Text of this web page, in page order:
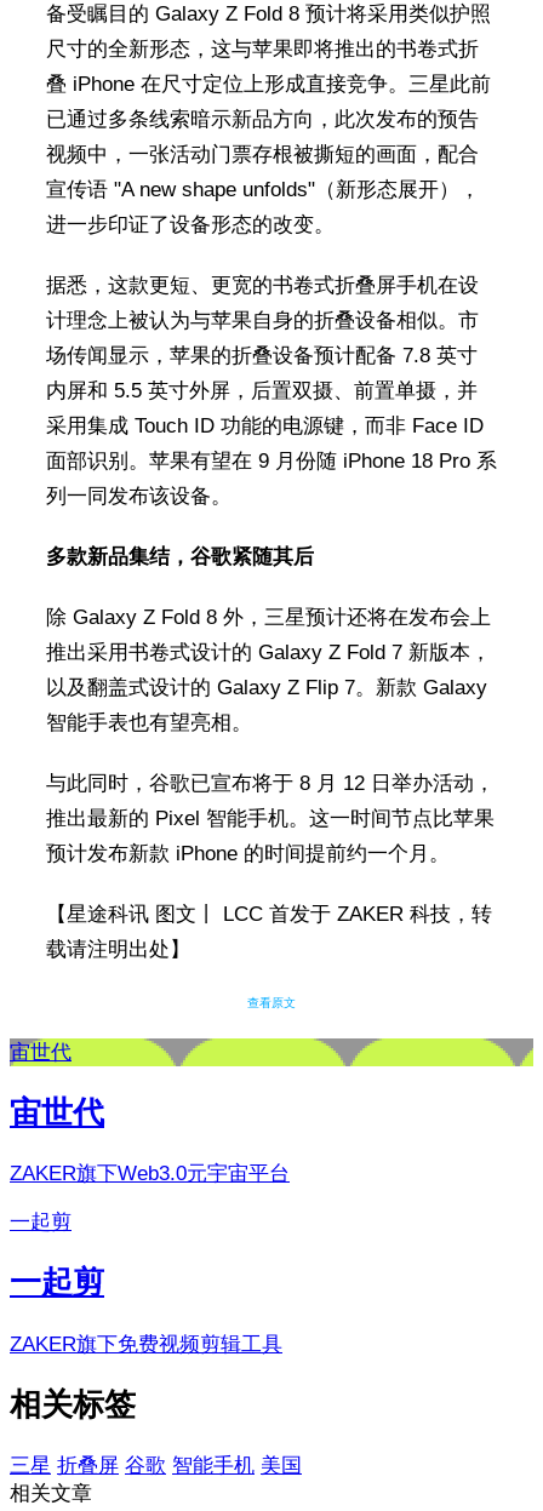
备受瞩目的 Galaxy Z Fold 8 预计将采用类似护照
尺寸的全新形态，这与苹果即将推出的书卷式折
叠 iPhone 在尺寸定位上形成直接竞争。三星此前
已通过多条线索暗示新品方向，此次发布的预告
视频中，一张活动门票存根被撕短的画面，配合
宣传语 "A new shape unfolds"（新形态展开），
进一步印证了设备形态的改变。
据悉，这款更短、更宽的书卷式折叠屏手机在设
计理念上被认为与苹果自身的折叠设备相似。市
场传闻显示，苹果的折叠设备预计配备 7.8 英寸
内屏和 5.5 英寸外屏，后置双摄、前置单摄，并
采用集成 Touch ID 功能的电源键，而非 Face ID
面部识别。苹果有望在 9 月份随 iPhone 18 Pro 系
列一同发布该设备。
多款新品集结，谷歌紧随其后
除 Galaxy Z Fold 8 外，三星预计还将在发布会上
推出采用书卷式设计的 Galaxy Z Fold 7 新版本，
以及翻盖式设计的 Galaxy Z Flip 7。新款 Galaxy
智能手表也有望亮相。
与此同时，谷歌已宣布将于 8 月 12 日举办活动，
推出最新的 Pixel 智能手机。这一时间节点比苹果
预计发布新款 iPhone 的时间提前约一个月。
【星途科讯 图文丨 LCC 首发于 ZAKER 科技，转
载请注明出处】
查看原文
宙世代
宙世代
ZAKER旗下Web3.0元宇宙平台
一起剪
一起剪
ZAKER旗下免费视频剪辑工具
相关标签
三星 折叠屏 谷歌 智能手机 美国
相关文章